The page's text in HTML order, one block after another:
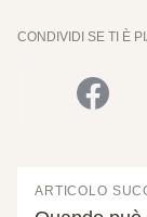
CONDIVIDI SE TI È
ARTICOLO